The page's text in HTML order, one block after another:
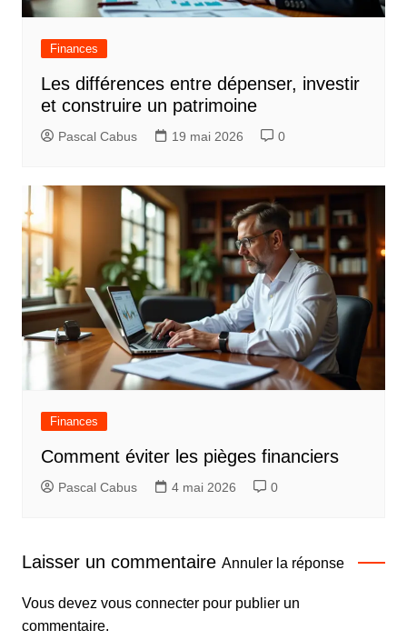
Finances
Les différences entre dépenser, investir
et construire un patrimoine
Pascal Cabus 19 mai 2026 0
Finances
Comment éviter les pièges financiers
Pascal Cabus 4 mai 2026 0
Laisser un commentaire Annuler la réponse
Vous devez vous connecterpour publier un
commentaire.